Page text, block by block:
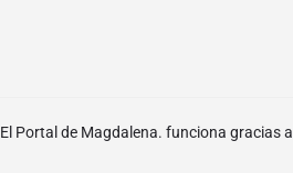
El Portal de Magdalena. funciona gracias a